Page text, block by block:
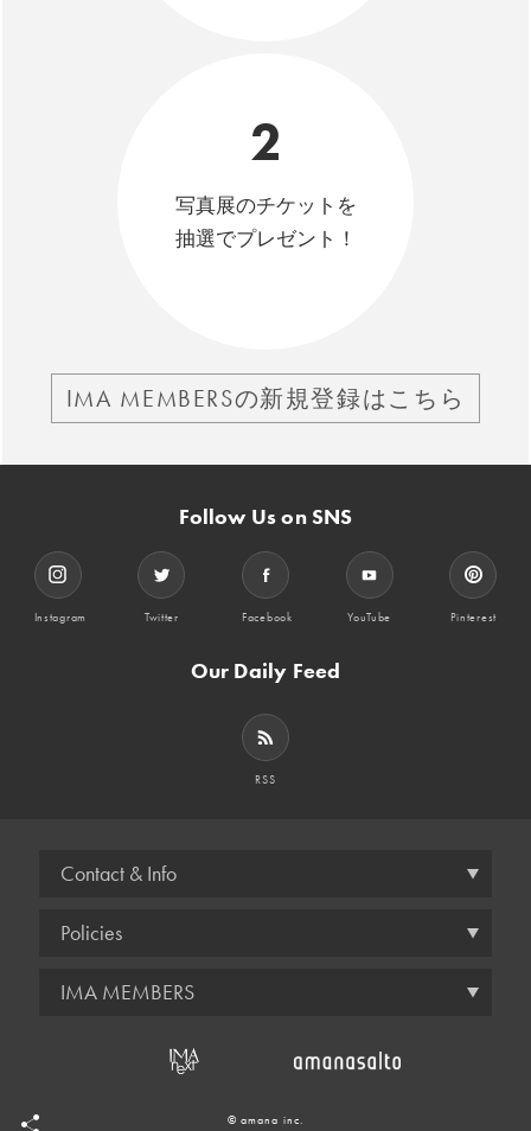
2
写真展のチケットを
抽選でプレゼント！
IMA MEMBERSの新規登録はこちら
Follow Us on SNS
Instagram Twitter Facebook YouTube Pinterest
Our Daily Feed
RSS
Contact & Info
Policies
IMA MEMBERS
© amana inc.